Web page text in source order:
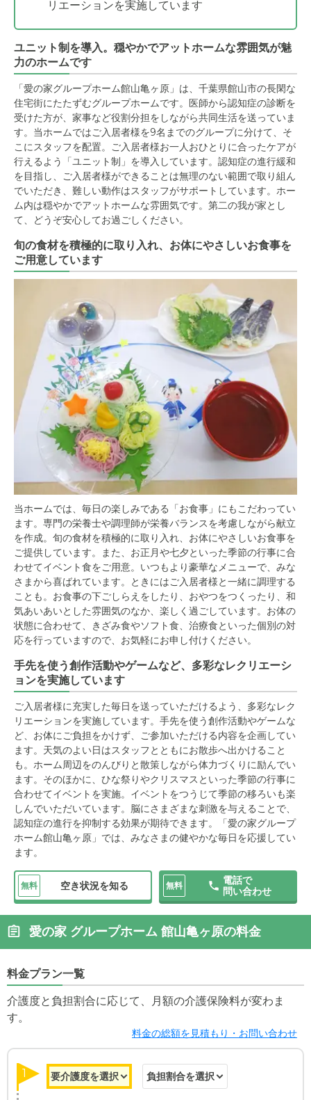
リエーションを実施しています
ユニット制を導入。穏やかでアットホームな雰囲気が魅
力のホームです
「愛の家グループホーム館山亀ヶ原」は、千葉県館山市の長閑な
住宅街にたたずむグループホームです。医師から認知症の診断を
受けた方が、家事など役割分担をしながら共同生活を送っていま
す。当ホームではご入居者様を9名までのグループに分けて、そ
こにスタッフを配置。ご入居者様お一人おひとりに合ったケアが
行えるよう「ユニット制」を導入しています。認知症の進行緩和
を目指し、ご入居者様ができることは無理のない範囲で取り組ん
でいただき、難しい動作はスタッフがサポートしています。ホー
ム内は穏やかでアットホームな雰囲気です。第二の我が家とし
て、どうぞ安心してお過ごしください。
旬の食材を積極的に取り入れ、お体にやさしいお食事を
ご用意しています
当ホームでは、毎日の楽しみである「お食事」にもこだわってい
ます。専門の栄養士や調理師が栄養バランスを考慮しながら献立
を作成。旬の食材を積極的に取り入れ、お体にやさしいお食事を
ご提供しています。また、お正月や七夕といった季節の行事に合
わせてイベント食をご用意。いつもより豪華なメニューで、みな
さまから喜ばれています。ときにはご入居者様と一緒に調理する
ことも。お食事の下ごしらえをしたり、おやつをつくったり、和
気あいあいとした雰囲気のなか、楽しく過ごしています。お体の
状態に合わせて、きざみ食やソフト食、治療食といった個別の対
応を行っていますので、お気軽にお申し付けください。
手先を使う創作活動やゲームなど、多彩なレクリエーシ
ョンを実施しています
ご入居者様に充実した毎日を送っていただけるよう、多彩なレク
リエーションを実施しています。手先を使う創作活動やゲームな
ど、お体にご負担をかけず、ご参加いただける内容を企画してい
ます。天気のよい日はスタッフとともにお散歩へ出かけること
も。ホーム周辺をのんびりと散策しながら体力づくりに励んでい
ます。そのほかに、ひな祭りやクリスマスといった季節の行事に
合わせてイベントを実施。イベントをつうじて季節の移ろいも楽
しんでいただいています。脳にさまざまな刺激を与えることで、
認知症の進行を抑制する効果が期待できます。「愛の家グループ
ホーム館山亀ヶ原」では、みなさまの健やかな毎日を応援してい
ます。
無料 空き状況を知る 無料
電話で
問い合わせ
愛の家 グループホーム 館山亀ヶ原の料金
料金プラン一覧
介護度と負担割合に応じて、月額の介護保険料が変わま
す。
料金の総額を見積もり・お問い合わせ
1